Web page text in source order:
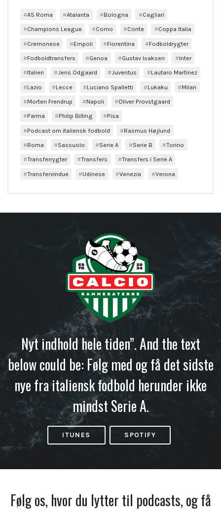
AS Roma Atalanta Bologna
Cagliari
Champions League
Como Conte
Coppa Italia
Cremonese
Empoli Fiorentina
Fodboldrygter
Fodboldtransfers
Genoa Gustav Isaksen
Inter
Italien
Jens Odgaard Juventus
Lautaro Martinez
Lazio
Lecce Luciano Spalletti Lukaku
Milan
Morten Frendrup
Napoli
Oliver Provstgaard
Parma
Philip Billing
Pisa
Podcast om italiensk fodbold
Rasmus Højlund
Roma
Sassuolo Serie A Serie B
Torino
Transferrygter
Transfers
Transfers i Serie A
Transfervindue
Udinese Venezia Verona
Nyt indhold hele tiden”. And the text
below could be: Følg med og få det sidste
nye fra italiensk fodbold herunder ikke
mindst Serie A.
ITUNES SPOTIFY
Følg os, hvor du lytter til podcasts, og få